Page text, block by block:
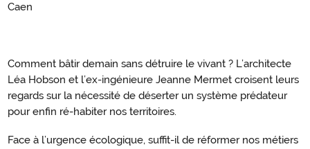
Caen
Comment bâtir demain sans détruire le vivant ? L’architecte
Léa Hobson et l’ex-ingénieure Jeanne Mermet croisent leurs
regards sur la nécessité de déserter un système prédateur
pour enfin ré-habiter nos territoires.
Face à l’urgence écologique, suffit-il de réformer nos métiers